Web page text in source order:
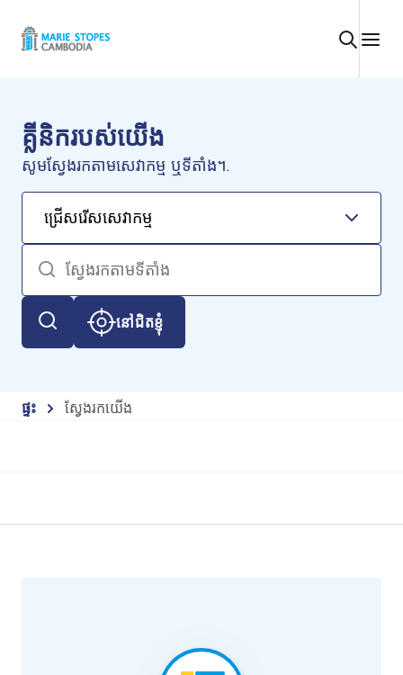
គ្លីនិករបស់យើង
សូមស្វែងរកតាមសេវាកម្ម ឬទីតាំង។.
នៅជិតខ្ញុំ
ផ្ទះ ស្វែងរកយើង